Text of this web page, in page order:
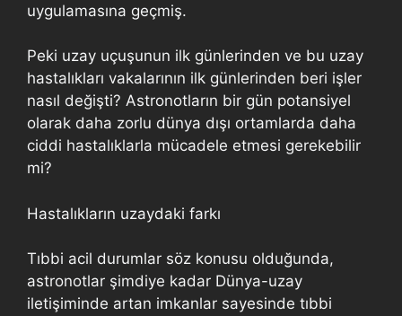
uygulamasına geçmiş.
Peki uzay uçuşunun ilk günlerinden ve bu uzay
hastalıkları vakalarının ilk günlerinden beri işler
nasıl değişti? Astronotların bir gün potansiyel
olarak daha zorlu dünya dışı ortamlarda daha
ciddi hastalıklarla mücadele etmesi gerekebilir
mi?
Hastalıkların uzaydaki farkı
Tıbbi acil durumlar söz konusu olduğunda,
astronotlar şimdiye kadar Dünya-uzay
iletişiminde artan imkanlar sayesinde tıbbi